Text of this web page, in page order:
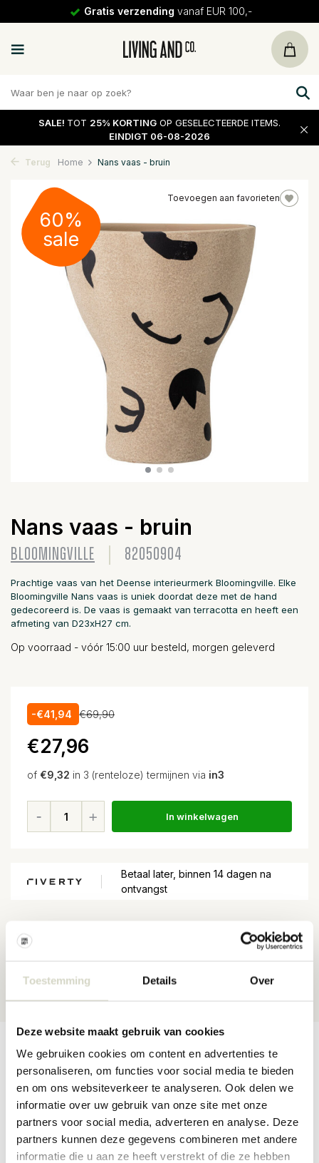
Toestemming Details Over
Deze website maakt gebruik van cookies
We gebruiken cookies om content en advertenties te
personaliseren, om functies voor social media te bieden
en om ons websiteverkeer te analyseren. Ook delen we
informatie over uw gebruik van onze site met onze
partners voor social media, adverteren en analyse. Deze
partners kunnen deze gegevens combineren met andere
informatie die u aan ze heeft verstrekt of die ze hebben
Gratis verzending vanaf EUR 100,-
SALE! TOT 25% KORTING OP GESELECTEERDE ITEMS.
EINDIGT 06-08-2026
Terug Home Nans vaas - bruin
Toevoegen aan favorieten
60%
sale
Nans vaas - bruin
BLOOMINGVILLE 82050904
Prachtige vaas van het Deense interieurmerk Bloomingville. Elke
Bloomingville Nans vaas is uniek doordat deze met de hand
gedecoreerd is. De vaas is gemaakt van terracotta en heeft een
afmeting van D23xH27 cm.
Op voorraad - vóór 15:00 uur besteld, morgen geleverd
-€41,94 €69,90
€27,96
of €9,32 in 3 (renteloze) termijnen via in3
In winkelwagen
Betaal later, binnen 14 dagen na
ontvangst
★★★★★4,5/5 sterren via Webshop Keurmerk
Productomschrijving Productspecificaties Reviews
Prachtige vaas van het Deense interieurmerk Bloomingville. Elke
Bloomingville Nans vaas is uniek doordat deze met de hand
gedecoreerd is. De vaas is gemaakt van terracotta en heeft een
afmeting van D23xH27 cm.